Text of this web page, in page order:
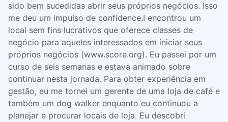
sido bem sucedidas abrir seus próprios negócios. Isso
me deu um impulso de confidence.I encontrou um
local sem fins lucrativos que oferece classes de
negócio para aqueles interessados ​​em iniciar seus
próprios negócios (www.score.org). Eu passei por um
curso de seis semanas e estava animado sobre
continuar nesta jornada. Para obter experiência em
gestão, eu me tornei um gerente de uma loja de café e
também um dog walker enquanto eu continuou a
planejar e procurar locais de loja. Eu descobri